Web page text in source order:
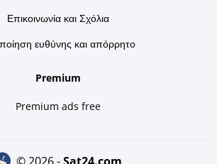
Επικοινωνία και Σχόλια
ευθύνης και απόρρητο
Premium
Premium ads free